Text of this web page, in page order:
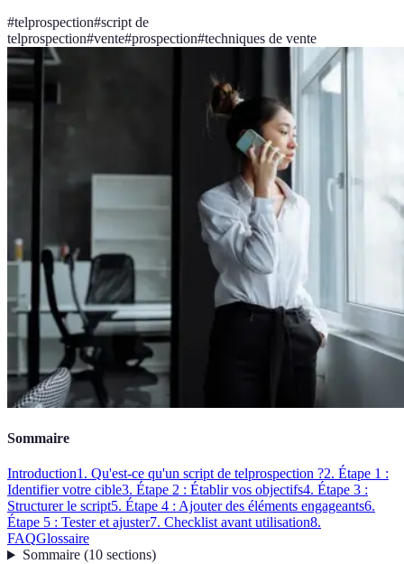
#telprospection#script de
telprospection#vente#prospection#techniques de vente
Sommaire
Introduction1. Qu'est-ce qu'un script de telprospection ?2. Étape 1 :
Identifier votre cible3. Étape 2 : Établir vos objectifs4. Étape 3 :
Structurer le script5. Étape 4 : Ajouter des éléments engageants6.
Étape 5 : Tester et ajuster7. Checklist avant utilisation8.
FAQGlossaire
Sommaire(10 sections)